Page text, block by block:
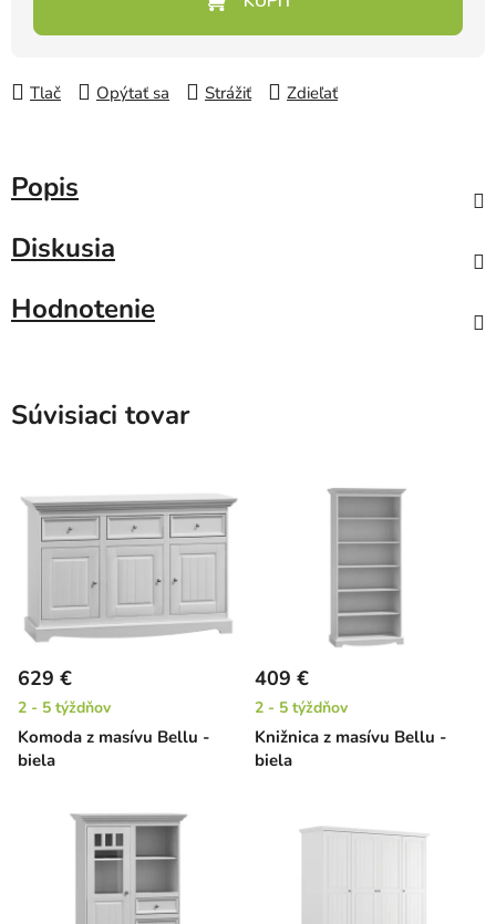
Tlač Opýtať sa Strážiť Zdieľať
Popis
Diskusia
Hodnotenie
Súvisiaci tovar
Komoda z masívu Bellu -
biela
629 €
2 - 5 týždňov
Knižnica z masívu Bellu -
biela
409 €
2 - 5 týždňov